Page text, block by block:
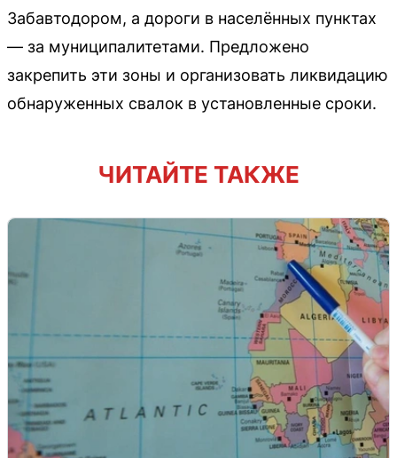
Забавтодором, а дороги в населённых пунктах
— за муниципалитетами. Предложено
закрепить эти зоны и организовать ликвидацию
обнаруженных свалок в установленные сроки.
ЧИТАЙТЕ ТАКЖЕ